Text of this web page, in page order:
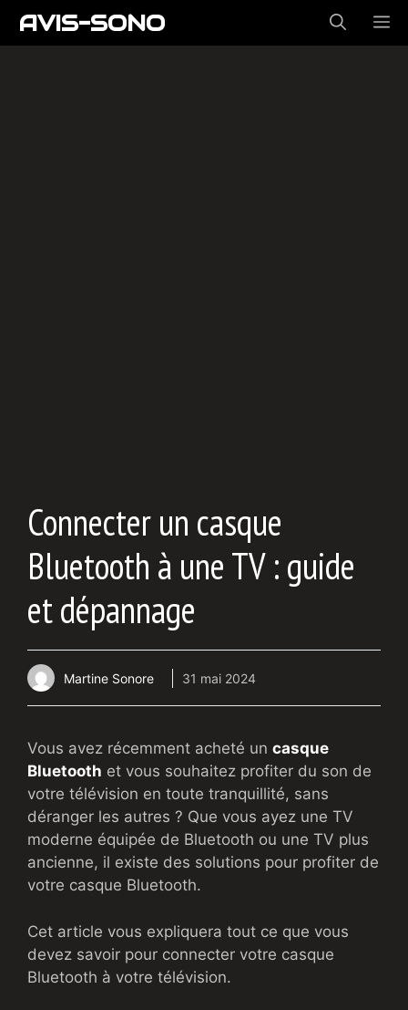
AllerAVIS-SONO
Connecter un casque
Bluetooth à une TV : guide
et dépannage
Martine Sonore 31 mai 2024
Vous avez récemment acheté un casque
Bluetooth et vous souhaitez profiter du son de
votre télévision en toute tranquillité, sans
déranger les autres ? Que vous ayez une TV
moderne équipée de Bluetooth ou une TV plus
ancienne, il existe des solutions pour profiter de
votre casque Bluetooth.
Cet article vous expliquera tout ce que vous
devez savoir pour connecter votre casque
Bluetooth à votre télévision.